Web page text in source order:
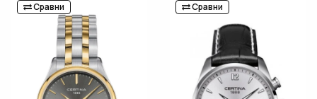
Сравни Сравни